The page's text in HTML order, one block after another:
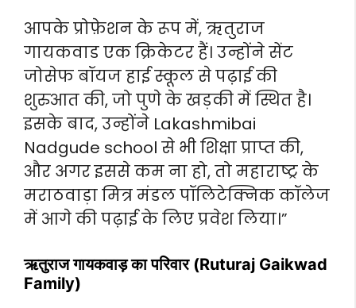
आपके प्रोफ़ेशन के रूप में, ऋतुराज
गायकवाड एक क्रिकेटर हैं। उन्होंने सेंट
जोसेफ बॉयज हाई स्कूल से पढ़ाई की
शुरुआत की, जो पुणे के खड़की में स्थित है।
इसके बाद, उन्होंने Lakashmibai
Nadgude school से भी शिक्षा प्राप्त की,
और अगर इससे कम ना हो, तो महाराष्ट्र के
मराठवाड़ा मित्र मंडल पॉलिटेक्निक कॉलेज
में आगे की पढ़ाई के लिए प्रवेश लिया।”
ऋतुराज गायकवाड़ का परिवार (Ruturaj Gaikwad
Family)